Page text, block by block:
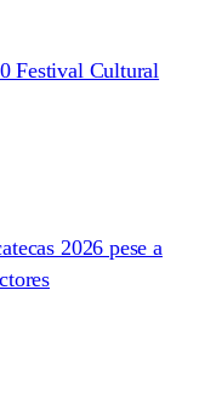
Festival Cultural
2026 pese a